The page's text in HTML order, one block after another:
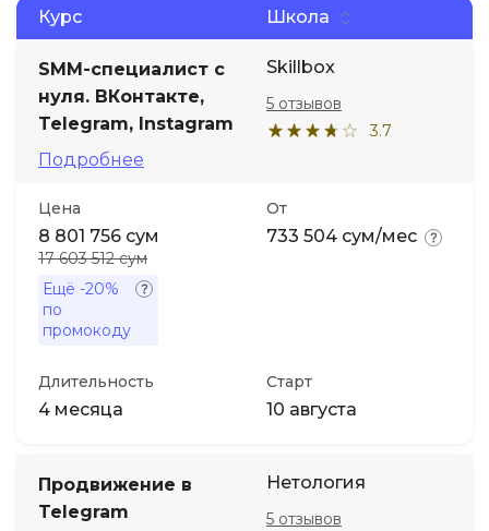
Курс Школа
SMM-специалист с
нуля. ВКонтакте,
Telegram, Instagram
Подробнее
Skillbox
3.7
5 отзывов
Цена
8 801 756 сум
17 603 512 сум
Ещё -20%
по
промокоду
От
733 504 сум/мес
Длительность
4 месяца
Старт
10 августа
Продвижение в
Telegram
Нетология
5 отзывов
Иностранные языки
Soft Skills
ДПО
Детям
Акции и промокоды